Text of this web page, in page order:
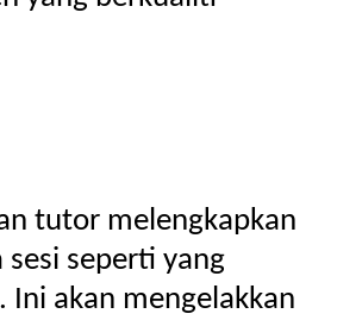
tutor melengkapkan
sesi seperti yang
Ini akan mengelakkan